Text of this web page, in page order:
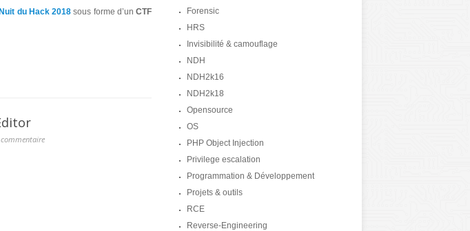
Nuit du Hack 2018 sous forme d’unCTF
Forensic
HRS
Invisibilité & camouflage
NDH
NDH2k16
NDH2k18
Opensource
OS
PHP Object Injection
Privilege escalation
Programmation & Développement
Projets & outils
RCE
Reverse-Engineering